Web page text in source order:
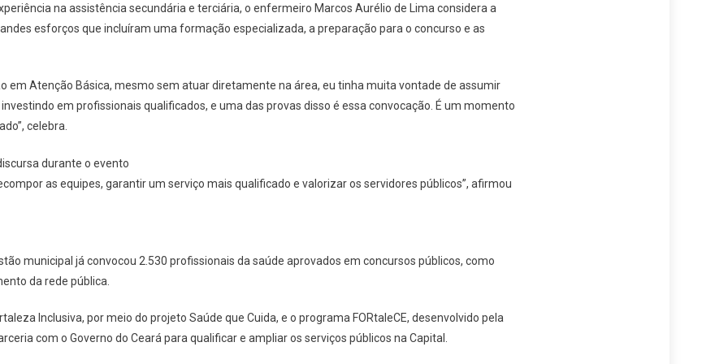
na assistência secundária e terciária, o enfermeiro Marcos Aurélio de Lima considera a
esforços que incluíram uma formação especializada, a preparação para o concurso e as
em Atenção Básica, mesmo sem atuar diretamente na área, eu tinha muita vontade de assumir
em profissionais qualificados, e uma das provas disso é essa convocação. É um momento
celebra.
as equipes, garantir um serviço mais qualificado e valorizar os servidores públicos”, afirmou
municipal já convocou 2.530 profissionais da saúde aprovados em concursos públicos, como
da rede pública.
Inclusiva, por meio do projeto Saúde que Cuida, e o programa FORtaleCE, desenvolvido pela
com o Governo do Ceará para qualificar e ampliar os serviços públicos na Capital.